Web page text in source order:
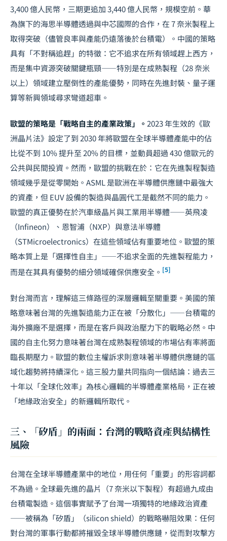
3,400 億人民幣，三期更追加 3,440 億人民幣，規模空前。華
為旗下的海思半導體透過與中芯國際的合作，在 7 奈米製程上
取得突破（儘管良率與產能仍遠落後於台積電）。中國的策略
具有「不對稱追趕」的特徵：它不追求在所有領域趕上西方，
而是集中資源突破關鍵瓶頸——特別是在成熟製程（28 奈米
以上）領域建立壓倒性的產能優勢，同時在先進封裝、 量子運
算等新興領域尋求彎道超車。
歐盟的策略是「戰略自主的產業政策」。 2023 年生效的《歐
洲晶片法》設定了到 2030 年將歐盟在全球半導體產能中的佔
比從不到 10% 提升至 20% 的目標，並動員超過 430 億歐元的
公共與民間投資。然而，歐盟的挑戰在於：它在先進製程製造
領域幾乎是從零開始。ASML 是歐洲在半導體供應鏈中最強大
的資產，但 EUV 設備的製造與晶圓代工是截然不同的能力。
歐盟的真正優勢在於汽車級晶片與工業用半導體——英飛凌
（Infineon）、恩智浦（NXP）與意法半導體
（STMicroelectronics）在這些領域佔有重要地位。歐盟的策
略本質上是「選擇性自主」——不追求全面的先進製程能力，
而是在其具有優勢的細分領域確保供應安全。 [5]
對台灣而言，理解這三條路徑的深層邏輯至關重要。美國的策
略意味著台灣的先進製造能力正在被「分散化」——台積電的
海外擴廠不是選擇，而是在客戶與政治壓力下的戰略必然。中
國的自主化努力意味著台灣在成熟製程領域的市場佔有率將面
臨長期壓力。歐盟的數位主權訴求則意味著半導體供應鏈的區
域化趨勢將持續深化。這三股力量共同指向一個結論：過去三
十年以「全球化效率」為核心邏輯的半導體產業格局，正在被
「地緣政治安全」的新邏輯所取代。
三、「矽盾」的兩面：台灣的戰略資產與結構性
風險
台灣在全球半導體產業中的地位，用任何「重要」的形容詞都
不為過。全球最先進的晶片（7 奈米以下製程）有超過九成由
台積電製造。這個事實賦予了台灣一項獨特的地緣政治資產
——被稱為「矽盾」（silicon shield）的戰略嚇阻效果：任何
對台灣的軍事行動都將摧毀全球半導體供應鏈，從而對攻擊方